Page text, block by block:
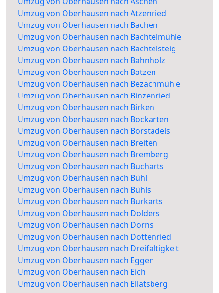
Umzug von Oberhausen nach Atzenried
Umzug von Oberhausen nach Bachen
Umzug von Oberhausen nach Bachtelmühle
Umzug von Oberhausen nach Bachtelsteig
Umzug von Oberhausen nach Bahnholz
Umzug von Oberhausen nach Batzen
Umzug von Oberhausen nach Bezachmühle
Umzug von Oberhausen nach Binzenried
Umzug von Oberhausen nach Birken
Umzug von Oberhausen nach Bockarten
Umzug von Oberhausen nach Borstadels
Umzug von Oberhausen nach Breiten
Umzug von Oberhausen nach Bremberg
Umzug von Oberhausen nach Bucharts
Umzug von Oberhausen nach Bühl
Umzug von Oberhausen nach Bühls
Umzug von Oberhausen nach Burkarts
Umzug von Oberhausen nach Dolders
Umzug von Oberhausen nach Dorns
Umzug von Oberhausen nach Dottenried
Umzug von Oberhausen nach Dreifaltigkeit
Umzug von Oberhausen nach Eggen
Umzug von Oberhausen nach Eich
Umzug von Oberhausen nach Ellatsberg